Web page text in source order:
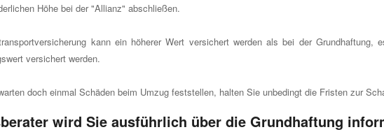
Höhe bei der "Allianz" abschließen.
kann ein höherer Wert versichert werden als bei der
versichert werden.
doch einmal Schäden beim Umzug feststellen, halten Sie unbedingt die Fristen zur
wird Sie ausführlich über die Grundhaftung